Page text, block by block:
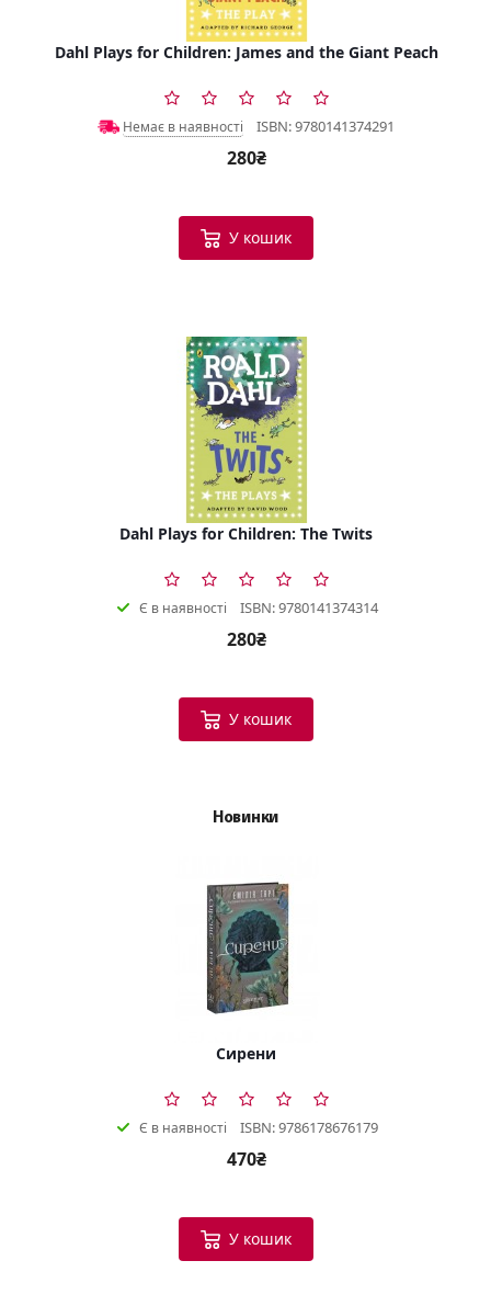
Dahl Plays for Children: James and the Giant Peach
Немає в наявності ISBN: 9780141374291
280₴
У кошик
Dahl Plays for Children: The Twits
Є в наявності ISBN: 9780141374314
280₴
У кошик
Новинки
Сирени
Є в наявності ISBN: 9786178676179
470₴
У кошик